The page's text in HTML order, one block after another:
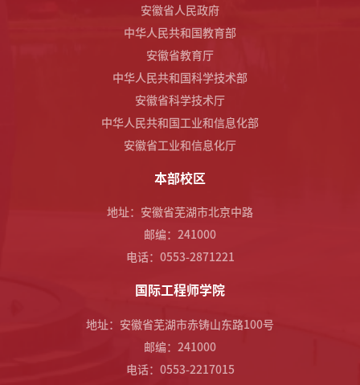
安徽省人民政府
中华人民共和国教育部
安徽省教育厅
中华人民共和国科学技术部
安徽省科学技术厅
中华人民共和国工业和信息化部
安徽省工业和信息化厅
本部校区
地址：安徽省芜湖市北京中路
邮编：241000
电话：0553-2871221
国际工程师学院
地址：安徽省芜湖市赤铸山东路100号
邮编：241000
电话：0553-2217015